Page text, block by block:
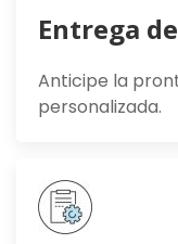
Entrega
Anticipe la
personalizada.